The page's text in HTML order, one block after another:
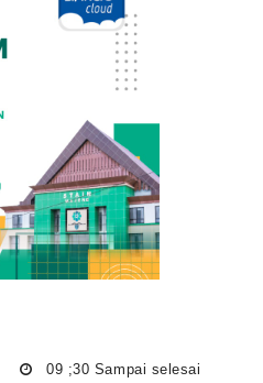
09 ;30 Sampai selesai